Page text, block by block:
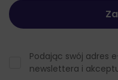
Podając swój adres
newslettera i